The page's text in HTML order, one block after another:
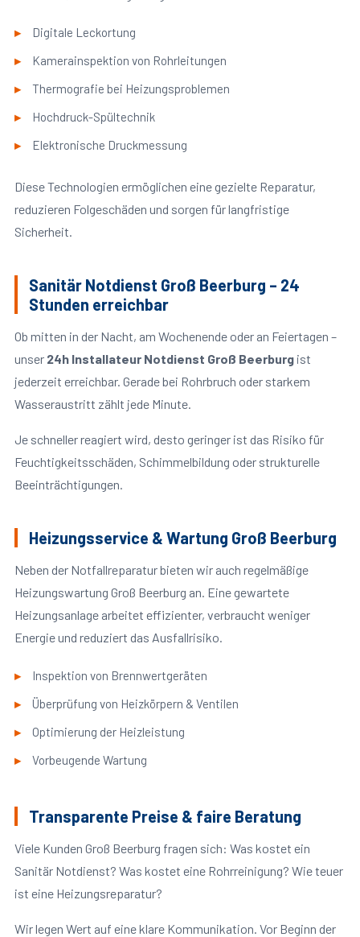
Digitale Leckortung
Kamerainspektion von Rohrleitungen
Thermografie bei Heizungsproblemen
Hochdruck-Spültechnik
Elektronische Druckmessung
Diese Technologien ermöglichen eine gezielte Reparatur,
reduzieren Folgeschäden und sorgen für langfristige
Sicherheit.
Sanitär Notdienst Groß Beerburg – 24
Stunden erreichbar
Ob mitten in der Nacht, am Wochenende oder an Feiertagen –
unser 24h Installateur Notdienst Groß Beerburgist
jederzeit erreichbar. Gerade bei Rohrbruch oder starkem
Wasseraustritt zählt jede Minute.
Je schneller reagiert wird, desto geringer ist das Risiko für
Feuchtigkeitsschäden, Schimmelbildung oder strukturelle
Beeinträchtigungen.
Heizungsservice & Wartung Groß Beerburg
Neben der Notfallreparatur bieten wir auch regelmäßige
Heizungswartung Groß Beerburg an. Eine gewartete
Heizungsanlage arbeitet effizienter, verbraucht weniger
Energie und reduziert das Ausfallrisiko.
Inspektion von Brennwertgeräten
Überprüfung von Heizkörpern & Ventilen
Optimierung der Heizleistung
Vorbeugende Wartung
Transparente Preise & faire Beratung
Viele Kunden Groß Beerburg fragen sich: Was kostet ein
Sanitär Notdienst? Was kostet eine Rohrreinigung? Wie teuer
ist eine Heizungsreparatur?
Wir legen Wert auf eine klare Kommunikation. Vor Beginn der